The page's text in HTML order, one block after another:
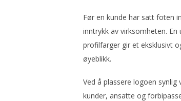
Før en kunde har satt foten
inntrykk av virksomheten.
profilfarger gir et eksklusivt
øyeblikk.
Ved å plassere logoen
kunder, ansatte og